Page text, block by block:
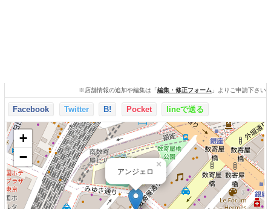
※店舗情報の追加や編集は「編集・修正フォーム 」よりご申請下さい
Facebook Twitter B! Pocket lineで送る
アンジェロ
×
+
−